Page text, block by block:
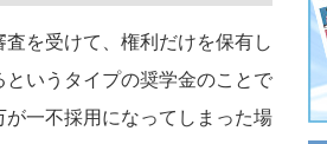
を受けて、権利だけを保有し
いうタイプの奨学金のことで
一不採用になってしまった場